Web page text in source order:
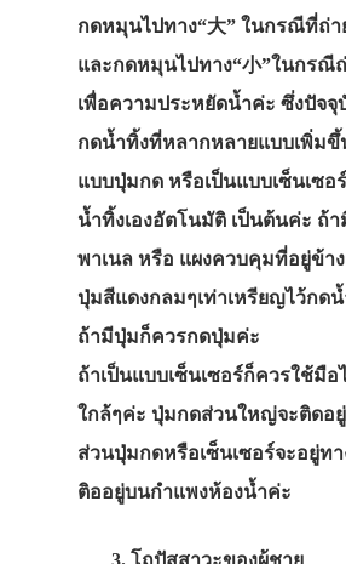
กดหมุนไปทาง“大” ในกรณีที่ถ่า
และกดหมุนไปทาง“小”ในกรณีถ่
เพื่อความประหยัดน้ำค่ะ ซึ่งปัจจุ
กดน้ำทิ้งที่หลากหลายแบบเพิ่มขึ้
แบบปุ่มกด หรือเป็นแบบเซ็นเซอ
น้ำทิ้งเองอัตโนมัติ เป็นต้นค่ะ ถ้
พาเนล หรือ แผงควบคุมที่อยู่ข้า
ปุ่มสีแดงกลมๆเท่าเหรียญไว้กด
ถ้ามีปุ่มก็ควรกดปุ่มค่ะ
ถ้าเป็นแบบเซ็นเซอร์ก็ควรใช้มือ
ใกล้ๆค่ะ ปุ่มกดส่วนใหญ่จะติดอ
ส่วนปุ่มกดหรือเซ็นเซอร์จะอยู่ท
ติออยู่บนกำแพงห้องน้ำค่ะ